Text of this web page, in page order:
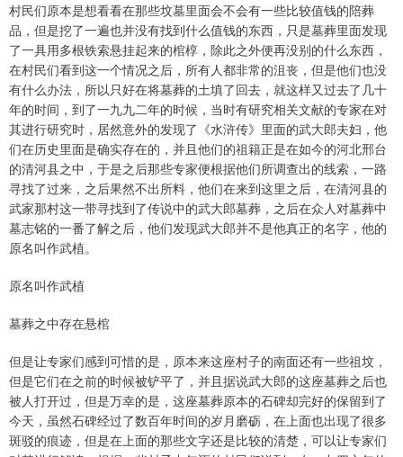
村民们原本是想看看在那些坟墓里面会不会有一些比较值钱的陪葬
品，但是挖了一遍也并没有找到什么值钱的东西，只是墓葬里面发现
了一具用多根铁索悬挂起来的棺椁，除此之外便再没别的什么东西，
在村民们看到这一个情况之后，所有人都非常的沮丧，但是他们也没
有什么办法，所以只好在将墓葬的土填了回去，就这样又过去了几十
年的时间，到了一九九二年的时候，当时有研究相关文献的专家在对
其进行研究时，居然意外的发现了《水浒传》里面的武大郎夫妇，他
们在历史里面是确实存在的，并且他们的祖籍正是在如今的河北邢台
的清河县之中，于是之后那些专家便根据他们所调查出的线索，一路
寻找了过来，之后果然不出所料，他们在来到这里之后，在清河县的
武家那村这一带寻找到了传说中的武大郎墓葬，之后在众人对墓葬中
墓志铭的一番了解之后，他们发现武大郎并不是他真正的名字，他的
原名叫作武植。
原名叫作武植
墓葬之中存在悬棺
但是让专家们感到可惜的是，原本来这座村子的南面还有一些祖坟，
但是它们在之前的时候被铲平了，并且据说武大郎的这座墓葬之后也
被人打开过，但是万幸的是，这座墓葬原本的石碑却完好的保留到了
今天，虽然石碑经过了数百年时间的岁月磨砺，在上面也出现了很多
斑驳的痕迹，但是在上面的那些文字还是比较的清楚，可以让专家们